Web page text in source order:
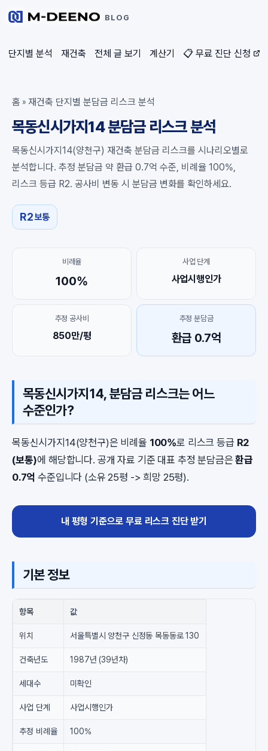
BLOG
단지별 분석 재건축 전체 글 보기 계산기 📋 무료 진단 신청
홈 » 재건축 단지별 분담금 리스크 분석
목동신시가지14 분담금 리스크 분석
목동신시가지14(양천구) 재건축 분담금 리스크를 시나리오별로
분석합니다. 추정 분담금 약 환급 0.7억 수준, 비례율 100%,
리스크 등급 R2. 공사비 변동 시 분담금 변화를 확인하세요.
R2보통
비례율
100%
사업 단계
사업시행인가
추정 공사비
850만/평
추정 분담금
환급 0.7억
목동신시가지14, 분담금 리스크는 어느
수준인가?
목동신시가지14(양천구)은 비례율 100%로 리스크 등급 R2
(보통)에 해당합니다. 공개 자료 기준 대표 추정 분담금은환급
0.7억 수준입니다 (소유 25평 -> 희망 25평).
내 평형 기준으로 무료 리스크 진단 받기
기본 정보
항목 값
위치 서울특별시 양천구 신정동 목동동로 130
건축년도 1987년 (39년차)
세대수 미확인
사업 단계 사업시행인가
추정 비례율 100%